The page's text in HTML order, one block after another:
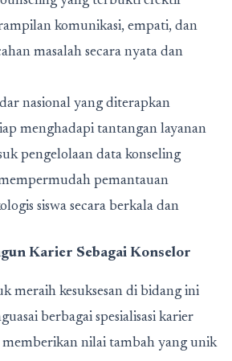
komunikasi, empati, dan
masalah secara nyata dan
nasional yang diterapkan
menghadapi tantangan layanan
pengelolaan data konseling
pemantauan
siswa secara berkala dan
Karier Sebagai Konselor
meraih kesuksesan di bidang ini
berbagai spesialisasi karier
memberikan nilai tambah yang unik